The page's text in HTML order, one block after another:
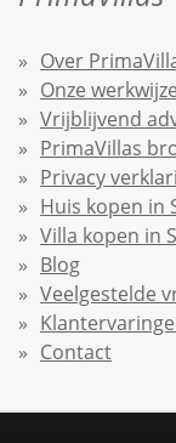
Over
Onze werkwijze
Vrijblijvend
PrimaVillas
Privacy
Huis kopen in
Villa kopen in
Blog
Veelgestelde
Contact